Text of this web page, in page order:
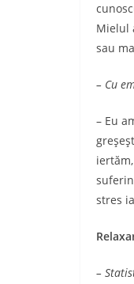
Mielul
sau
– Cu
– Eu
stres
–